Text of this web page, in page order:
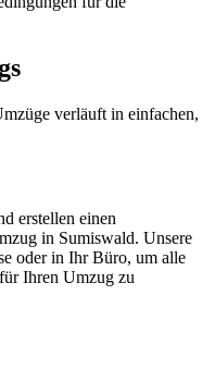
verläuft in einfachen,
erstellen einen
in Sumiswald. Unsere
oder in Ihr Büro, um alle
Ihren Umzug zu